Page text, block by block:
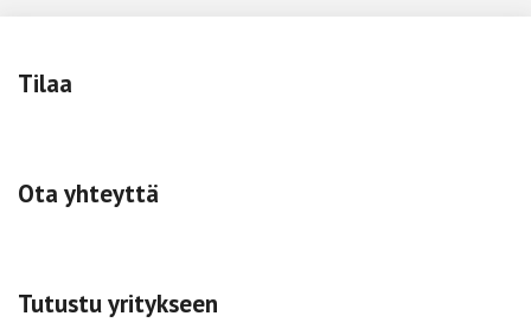
Tilaa
Ota yhteyttä
Tutustu yritykseen